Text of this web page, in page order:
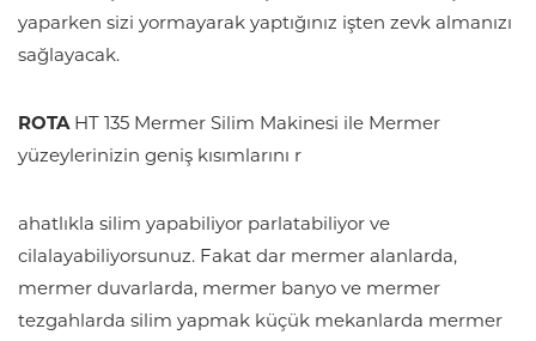
yaparken sizi yormayarak yaptığınız işten zevk almanızı
sağlayacak.
ROTA HT 135 Mermer Silim Makinesi ile Mermer
yüzeylerinizin geniş kısımlarını r
ahatlıkla silim yapabiliyor parlatabiliyor ve
cilalayabiliyorsunuz. Fakat dar mermer alanlarda,
mermer duvarlarda, mermer banyo ve mermer
tezgahlarda silim yapmak küçük mekanlarda mermer